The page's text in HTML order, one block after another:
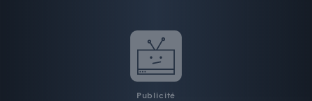
Publicité